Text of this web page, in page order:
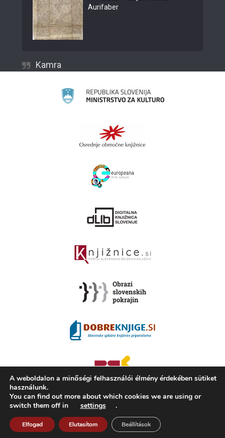
Aurifaber
Kamra
2008 - 2026 ©KAMRA, Production: TrueCAD d.o.o.
A Kamra ismertetése Használati feltételek ISSN 2350-5559
A weboldalon a minőségi felhasználói élmény érdekében sütiket
használunk.
You can find out more about which cookies we are using or
switch them off in
settings .
Elfogad Elutasítom Beállítások